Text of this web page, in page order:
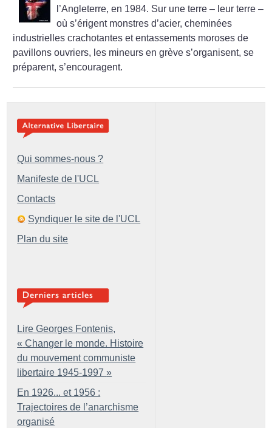
l’Angleterre, en 1984. Sur une terre – leur terre –
où s’érigent monstres d’acier, cheminées
industrielles crachotantes et entassements moroses de
pavillons ouvriers, les mineurs en grève s’organisent, se
préparent, s’encouragent.
Qui sommes-nous ?
Manifeste de l'UCL
Contacts
Syndiquer le site de l'UCL
Plan du site
Lire Georges Fontenis,
« Changer le monde. Histoire
du mouvement communiste
libertaire 1945-1997 »
En 1926... et 1956 :
Trajectoires de l’anarchisme
organisé